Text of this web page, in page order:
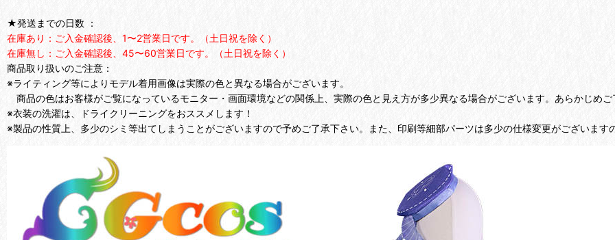
★発送までの日数 ：
在庫あり：ご入金確認後、1〜2営業日です。（土日祝を除く）
在庫無し：ご入金確認後、45〜60営業日です。（土日祝を除く）
商品取り扱いのご注意：
※ライティング等によりモデル着用画像は実際の色と異なる場合がございます。
商品の色はお客様がご覧になっているモニター・画面環境などの関係上、実際の色と見え方が多少異なる場合がございます。あらかじめ
※衣装の洗濯は、ドライクリーニングをおススメします！
※製品の性質上、多少のシミ等出てしまうことがございますので予めご了承下さい。また、印刷等細部パーツは多少の仕様変更がございます